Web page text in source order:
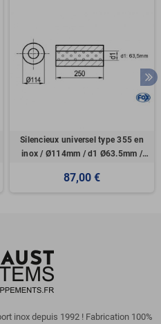
Silencieux universel type 355 en
inox / Ø114mm / d1 Ø63.5mm /
87,00 €
inox depuis 1992 ! Fabrication 100%